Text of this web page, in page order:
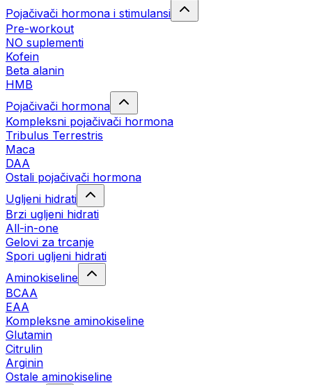
Pojačivači hormona i stimulansi
Pre-workout
NO suplementi
Kofein
Beta alanin
HMB
Pojačivači hormona
Kompleksni pojačivači hormona
Tribulus Terrestris
Maca
DAA
Ostali pojačivači hormona
Ugljeni hidrati
Brzi ugljeni hidrati
All-in-one
Gelovi za trcanje
Spori ugljeni hidrati
Aminokiseline
BCAA
ЕАА
Kompleksne aminokiseline
Glutamin
Citrulin
Arginin
Ostale aminokiseline